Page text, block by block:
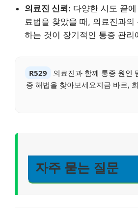
의료진 신뢰: 다양한 시도 끝
료법을 찾았을 때, 의료진과의
하는 것이 장기적인 통증 관리
R529
의료진과 함께 통증 원인
증 해법을 찾아보세요지금 바로,
자주 묻는 질문